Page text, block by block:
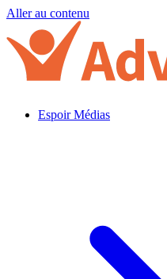
Aller au contenu
Espoir Médias